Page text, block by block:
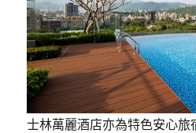
士林萬麗酒店亦為特色安心旅